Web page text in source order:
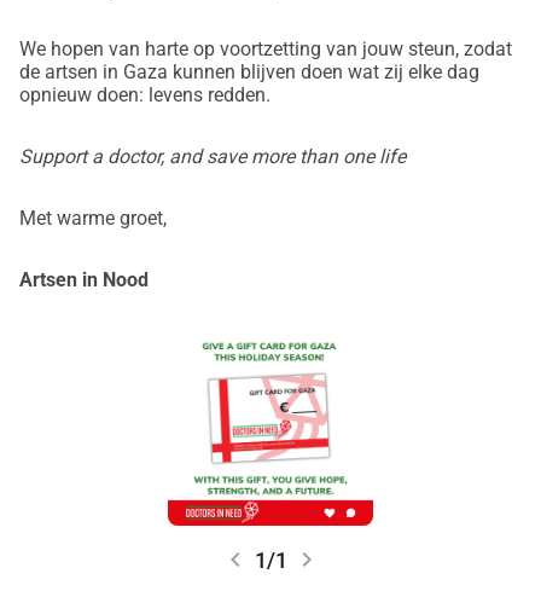
We hopen van harte op voortzetting van jouw steun, zodat
de artsen in Gaza kunnen blijven doen wat zij elke dag
opnieuw doen: levens redden.
Support a doctor, and save more than one life
Met warme groet,
Artsen in Nood
chevron_left 1/1 chevron_right